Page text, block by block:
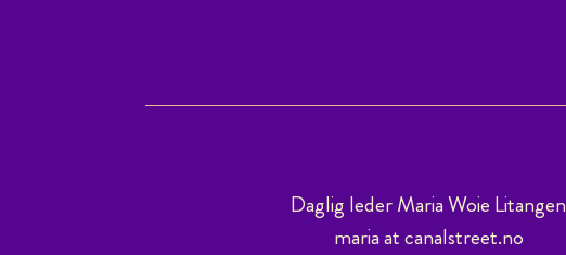
Daglig leder Maria Woie Litangen
maria at canalstreet.no